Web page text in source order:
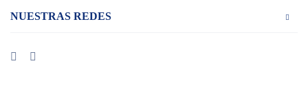
NUESTRAS REDES